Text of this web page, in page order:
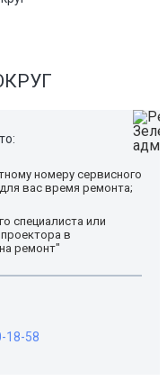
номеру сервисного
вас время ремонта;
специалиста или
в
ремонт"
18-58